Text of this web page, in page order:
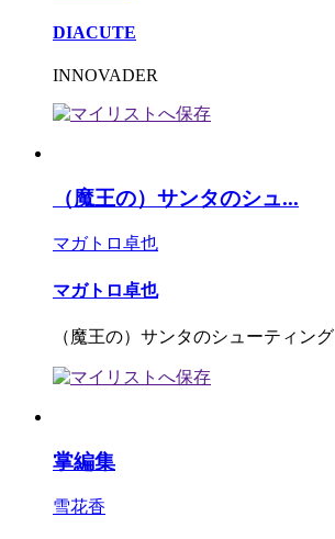
DIACUTE
INNOVADER
（魔王の）サンタのシュ...
マガトロ卓也
マガトロ卓也
（魔王の）サンタのシューティング
掌編集
雪花香